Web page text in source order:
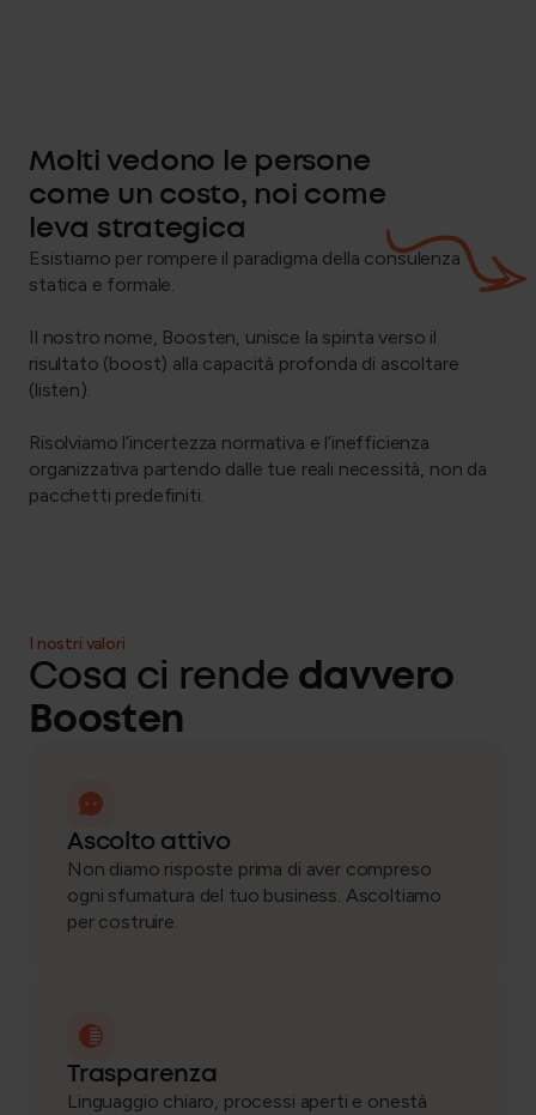
Molti vedono le persone
come un costo, noi come
leva strategica
Esistiamo per rompere il paradigma della consulenza
statica e formale.
Il nostro nome, Boosten, unisce la spinta verso il
risultato (boost) alla capacità profonda di ascoltare
(listen).
Risolviamo l’incertezza normativa e l’inefficienza
organizzativa partendo dalle tue reali necessità, non da
pacchetti predefiniti.
I nostri valori
Cosa ci rende davvero
Boosten
Ascolto attivo
Non diamo risposte prima di aver compreso
ogni sfumatura del tuo business. Ascoltiamo
per costruire.
Trasparenza
Linguaggio chiaro, processi aperti e onestà